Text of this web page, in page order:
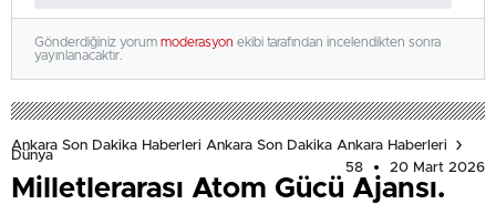
Gönderdiğiniz yorum moderasyon ekibi tarafından incelendikten sonra
yayınlanacaktır.
Ankara Son Dakika Haberleri Ankara Son Dakika Ankara Haberleri
Dünya
58
20 Mart 2026
Milletlerarası Atom Gücü Ajansı.